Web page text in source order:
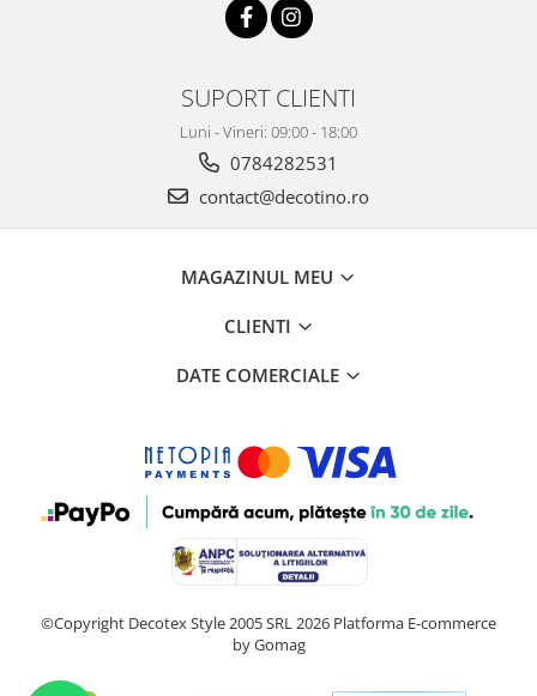
SUPORT CLIENTI
Luni - Vineri: 09:00 - 18:00
0784282531
contact@decotino.ro
MAGAZINUL MEU
CLIENTI
DATE COMERCIALE
©Copyright Decotex Style 2005 SRL 2026 Platforma E-commerce
by Gomag